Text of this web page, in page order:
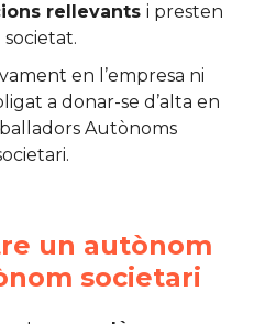
rellevants i presten
societat.
en l’empresa ni
a donar-se d’alta en
Autònoms
un autònom
societari